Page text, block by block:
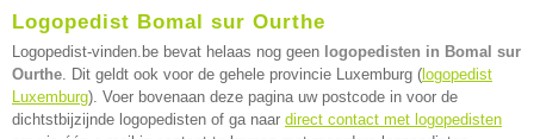
Logopedist Bomal sur Ourthe
Logopedist-vinden.be bevat helaas nog geen logopedisten in Bomal sur
Ourthe. Dit geldt ook voor de gehele provincie Luxemburg ( logopedist
Luxemburg). Voer bovenaan deze pagina uw postcode in voor de
dichtstbijzijnde logopedisten of ga naar direct contact met logopedisten